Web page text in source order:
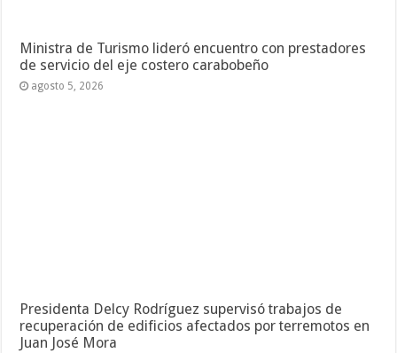
Ministra de Turismo lideró encuentro con prestadores
de servicio del eje costero carabobeño
agosto 5, 2026
Presidenta Delcy Rodríguez supervisó trabajos de
recuperación de edificios afectados por terremotos en
Juan José Mora